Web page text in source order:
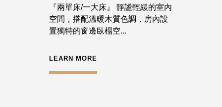
『兩單床/一大床』 靜謐輕緩的室內
空間，搭配溫暖木質色調，房內設
置獨特的窗邊臥榻空...
LEARN MORE